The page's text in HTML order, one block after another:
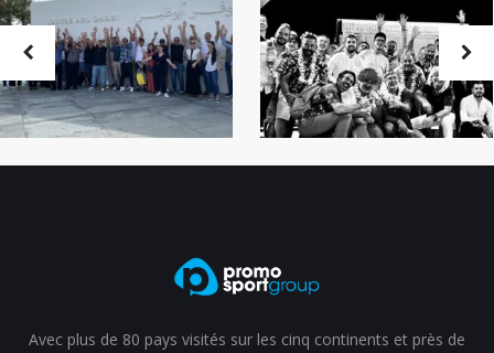
Avec plus de 80 pays visités sur les cinq continents et près de